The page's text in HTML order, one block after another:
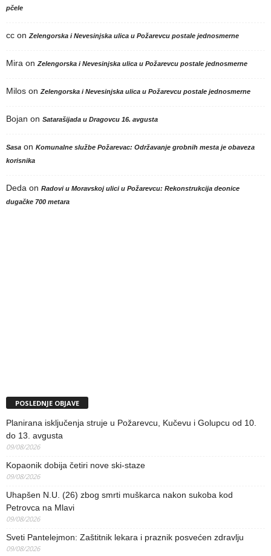
pčele
cc on Zelengorska i Nevesinjska ulica u Požarevcu postale jednosmerne
Mira on Zelengorska i Nevesinjska ulica u Požarevcu postale jednosmerne
Milos on Zelengorska i Nevesinjska ulica u Požarevcu postale jednosmerne
Bojan on Satarašijada u Dragovcu 16. avgusta
Sasa on Komunalne službe Požarevac: Održavanje grobnih mesta je obaveza
korisnika
Deda on Radovi u Moravskoj ulici u Požarevcu: Rekonstrukcija deonice
dugačke 700 metara
POSLEDNJE OBJAVE
Planirana isključenja struje u Požarevcu, Kučevu i Golupcu od 10.
do 13. avgusta
09/08/2026
Kopaonik dobija četiri nove ski-staze
09/08/2026
Uhapšen N.U. (26) zbog smrti muškarca nakon sukoba kod
Petrovca na Mlavi
09/08/2026
Sveti Pantelejmon: Zaštitnik lekara i praznik posvećen zdravlju
09/08/2026